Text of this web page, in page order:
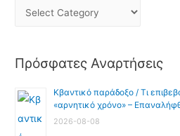
Πρόσφατες Αναρτήσεις
Κβαντικό παράδοξο / Τι
«αρνητικό χρόνο» –
2026-08-08